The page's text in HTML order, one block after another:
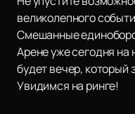
великолепного
Смешанные
Арене уже сегодня
будет вечер, который
Увидимся на ринге!